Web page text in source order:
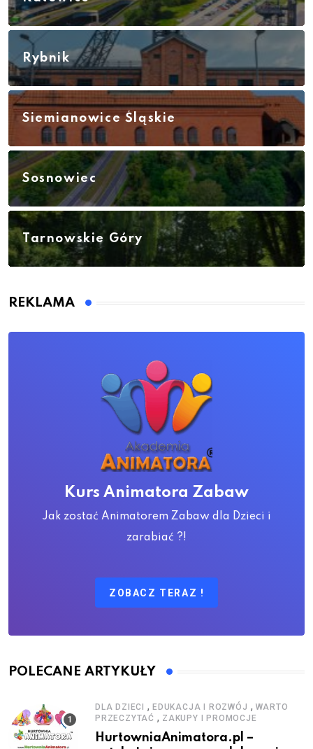
Rybnik
Siemianowice Śląskie
Sosnowiec
Tarnowskie Góry
REKLAMA
Kurs Animatora Zabaw
Jak zostać Animatorem Zabaw dla Dzieci i
zarabiać ?!
ZOBACZ TERAZ !
POLECANE ARTYKUŁY
DLA DZIECI , EDUKACJA I ROZWÓJ , WARTO
PRZECZYTAĆ , ZAKUPY I PROMOCJE
HurtowniaAnimatora.pl –